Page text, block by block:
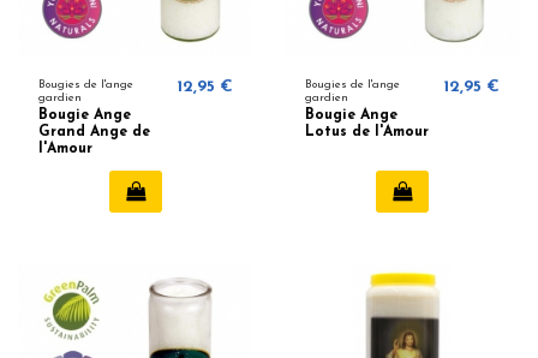
Bougies de l'ange
gardien
Bougie Ange
Grand Ange de
l'Amour
12,95 €
Bougies de l'ange
gardien
Bougie Ange
Lotus de l'Amour
12,95 €